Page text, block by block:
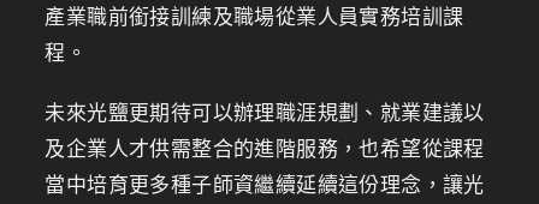
產業職前銜接訓練及職場從業人員實務培訓課
程。
未來光鹽更期待可以辦理職涯規劃、就業建議以
及企業人才供需整合的進階服務，也希望從課程
當中培育更多種子師資繼續延續這份理念，讓光